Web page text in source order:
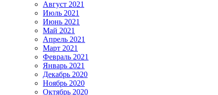
Август 2021
Июль 2021
Июнь 2021
Май 2021
Апрель 2021
Март 2021
Февраль 2021
Январь 2021
Декабрь 2020
Ноябрь 2020
Октябрь 2020